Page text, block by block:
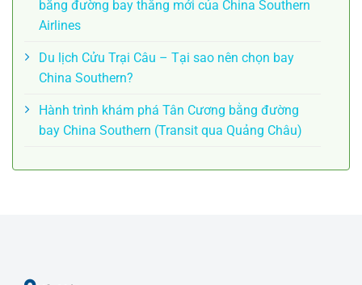
bằng đường bay thẳng mới của China Southern
Airlines
Du lịch Cửu Trại Câu – Tại sao nên chọn bay
China Southern?
Hành trình khám phá Tân Cương bằng đường
bay China Southern (Transit qua Quảng Châu)